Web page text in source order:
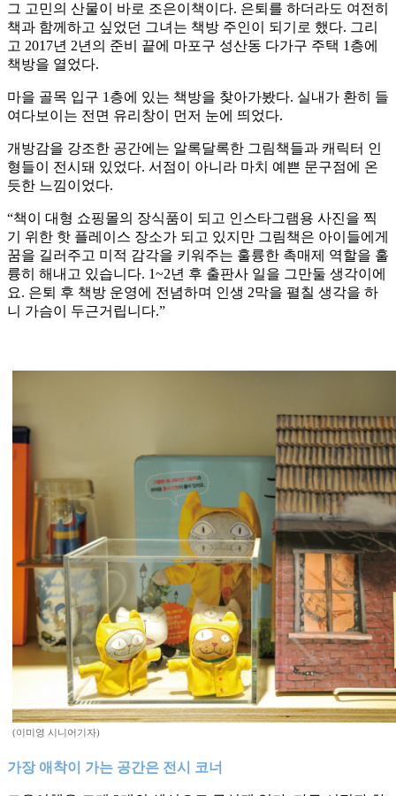
그 고민의 산물이 바로 조은이책이다. 은퇴를 하더라도 여전히
책과 함께하고 싶었던 그녀는 책방 주인이 되기로 했다. 그리
고 2017년 2년의 준비 끝에 마포구 성산동 다가구 주택 1층에
책방을 열었다.
마을 골목 입구 1층에 있는 책방을 찾아가봤다. 실내가 환히 들
여다보이는 전면 유리창이 먼저 눈에 띄었다.
개방감을 강조한 공간에는 알록달록한 그림책들과 캐릭터 인
형들이 전시돼 있었다. 서점이 아니라 마치 예쁜 문구점에 온
듯한 느낌이었다.
“책이 대형 쇼핑몰의 장식품이 되고 인스타그램용 사진을 찍
기 위한 핫 플레이스 장소가 되고 있지만 그림책은 아이들에게
꿈을 길러주고 미적 감각을 키워주는 훌륭한 촉매제 역할을 훌
륭히 해내고 있습니다. 1~2년 후 출판사 일을 그만둘 생각이에
요. 은퇴 후 책방 운영에 전념하며 인생 2막을 펼칠 생각을 하
니 가슴이 두근거립니다.”
(이미영 시니어기자)
가장 애착이 가는 공간은 전시 코너